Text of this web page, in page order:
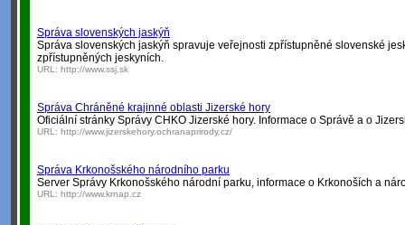
Správa slovenských jaskýň
Správa slovenských jaskýň spravuje veřejnosti zpřístupněné slovenské
zpřístupněných jeskyních.
URL: http://www.ssj.sk
Správa Chráněné krajinné oblasti Jizerské hory
Oficiální stránky Správy CHKO Jizerské hory. Informace o Správě a o
URL: http://www.jizerskehory.ochranaprirody.cz/
Správa Krkonošského národního parku
Server Správy Krkonošského národní parku, informace o Krkonoších a
URL: http://www.krnap.cz